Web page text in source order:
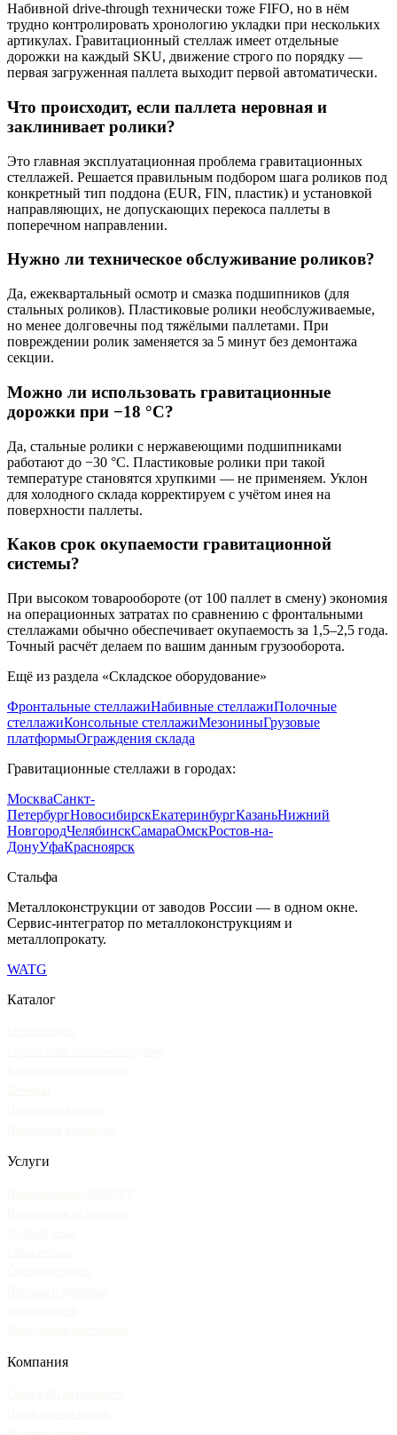
Набивной drive-through технически тоже FIFO, но в нём
трудно контролировать хронологию укладки при нескольких
артикулах. Гравитационный стеллаж имеет отдельные
дорожки на каждый SKU, движение строго по порядку —
первая загруженная паллета выходит первой автоматически.
Что происходит, если паллета неровная и
заклинивает ролики?
Это главная эксплуатационная проблема гравитационных
стеллажей. Решается правильным подбором шага роликов под
конкретный тип поддона (EUR, FIN, пластик) и установкой
направляющих, не допускающих перекоса паллеты в
поперечном направлении.
Нужно ли техническое обслуживание роликов?
Да, ежеквартальный осмотр и смазка подшипников (для
стальных роликов). Пластиковые ролики необслуживаемые,
но менее долговечны под тяжёлыми паллетами. При
повреждении ролик заменяется за 5 минут без демонтажа
секции.
Можно ли использовать гравитационные
дорожки при −18 °C?
Да, стальные ролики с нержавеющими подшипниками
работают до −30 °C. Пластиковые ролики при такой
температуре становятся хрупкими — не применяем. Уклон
для холодного склада корректируем с учётом инея на
поверхности паллеты.
Каков срок окупаемости гравитационной
системы?
При высоком товарообороте (от 100 паллет в смену) экономия
на операционных затратах по сравнению с фронтальными
стеллажами обычно обеспечивает окупаемость за 1,5–2,5 года.
Точный расчёт делаем по вашим данным грузооборота.
Ещё из раздела «Складское оборудование»
Фронтальные стеллажиНабивные стеллажиПолочные
стеллажиКонсольные стеллажиМезониныГрузовые
платформыОграждения склада
Гравитационные стеллажи в городах:
МоскваСанкт-
ПетербургНовосибирскЕкатеринбургКазаньНижний
НовгородЧелябинскСамараОмскРостов-на-
ДонуУфаКрасноярск
Стальфа
Металлоконструкции от заводов России — в одном окне.
Сервис-интегратор по металлоконструкциям и
металлопрокату.
WATG
Каталог
Услуги
Компания